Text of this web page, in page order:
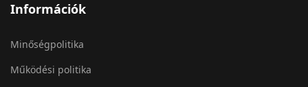
Információk
Minőségpolitika
Működési politika